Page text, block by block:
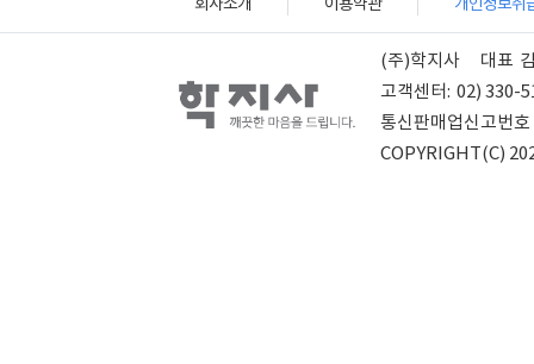
(주)학지사 대표
고객센터: 02) 330-
통신판매업신고번호
COPYRIGHT(C)